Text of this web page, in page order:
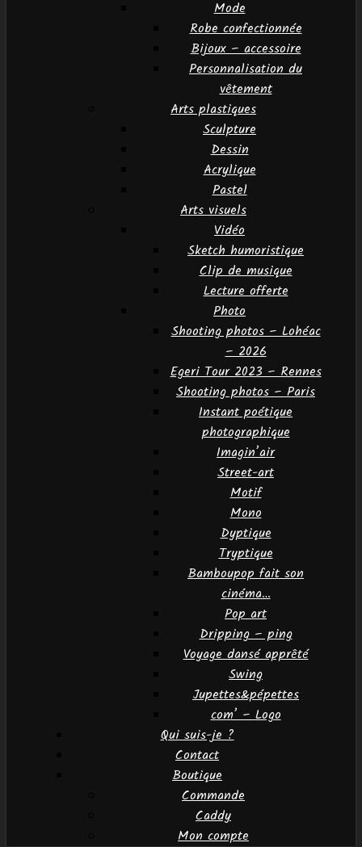
Mode
Robe confectionnée
Bijoux – accessoire
Personnalisation du
vêtement
Arts plastiques
Sculpture
Dessin
Acrylique
Pastel
Arts visuels
Vidéo
Sketch humoristique
Clip de musique
Lecture offerte
Photo
Shooting photos – Lohéac
– 2026
Egeri Tour 2023 – Rennes
Shooting photos – Paris
Instant poétique
photographique
Imagin’air
Street-art
Motif
Mono
Dyptique
Tryptique
Bamboupop fait son
cinéma…
Pop art
Dripping – ping
Voyage dansé apprêté
Swing
Jupettes&pépettes
com’ – Logo
Qui suis-je ?
Contact
Boutique
Commande
Caddy
Mon compte